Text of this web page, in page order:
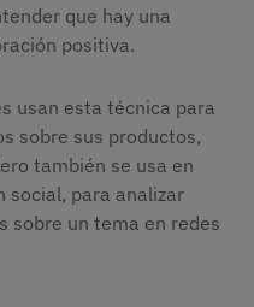
que hay una
positiva.
usan esta técnica para
sobre sus productos,
también se usa en
social, para analizar
sobre un tema en redes